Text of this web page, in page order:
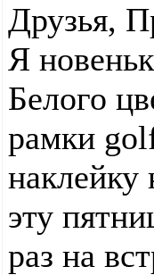
Друзья,
Я
Белого
рамки
наклейку
эту
раз на